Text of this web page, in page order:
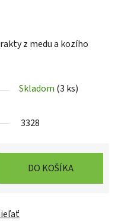
z medu a kozího
Skladom (3 ks)
3328
DO KOŠÍKA